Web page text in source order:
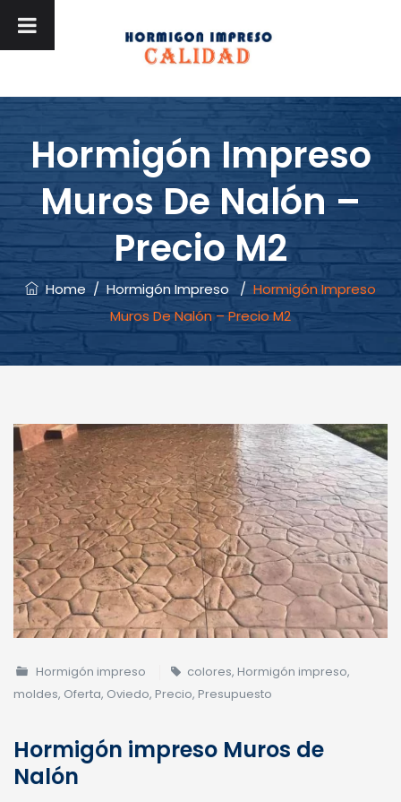
Hormigón Impreso
Muros De Nalón –
Precio M2
Home / Hormigón Impreso / Hormigón Impreso
Muros De Nalón – Precio M2
Hormigón impreso colores, Hormigón impreso,
moldes, Oferta, Oviedo, Precio, Presupuesto
Hormigón impreso Muros de
Nalón